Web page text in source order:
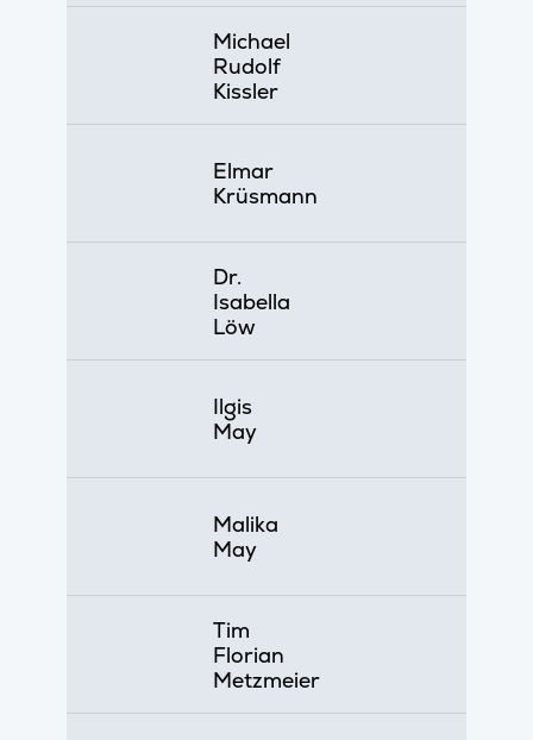
Michael
Rudolf
Kissler
Elmar
Krüsmann
Dr.
Isabella
Löw
Ilgis
May
Malika
May
Tim
Florian
Metzmeier